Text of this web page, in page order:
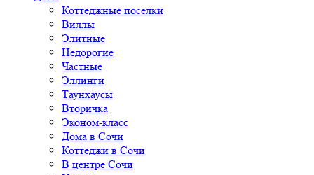
Коттеджные поселки
Виллы
Элитные
Недорогие
Частные
Эллинги
Таунхаусы
Вторичка
Эконом-класс
Дома в Сочи
Коттеджи в Сочи
В центре Сочи